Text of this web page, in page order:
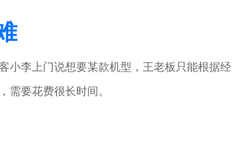
小李上门说想要某款机型，王老板只能根据经
需要花费很长时间。